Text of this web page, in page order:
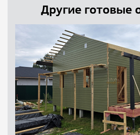
Другие готовые